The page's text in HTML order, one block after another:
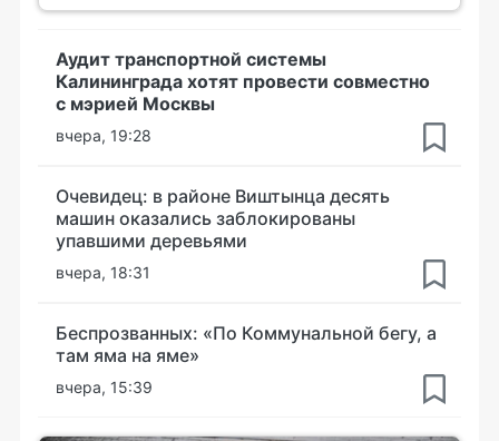
Аудит транспортной системы
Калининграда хотят провести совместно
с мэрией Москвы
вчера, 19:28
Очевидец: в районе Виштынца десять
машин оказались заблокированы
упавшими деревьями
вчера, 18:31
Беспрозванных: «По Коммунальной бегу, а
там яма на яме»
вчера, 15:39